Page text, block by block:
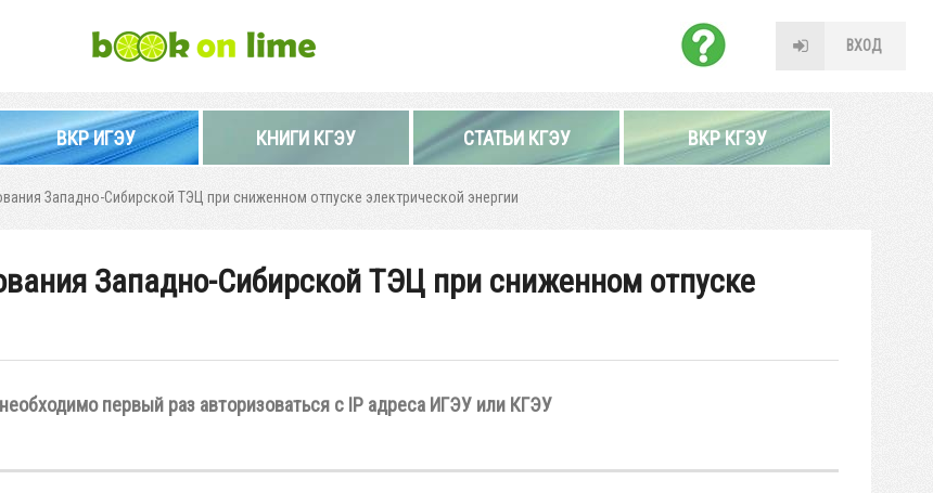
ВХОД
ВКР ИГЭУ КНИГИ КГЭУ СТАТЬИ КГЭУ ВКР КГЭУ
Западно-Сибирской ТЭЦ при сниженном отпуске электрической энергии
Западно-Сибирской ТЭЦ при сниженном отпуске
первый раз авторизоваться с IP адреса ИГЭУ или КГЭУ